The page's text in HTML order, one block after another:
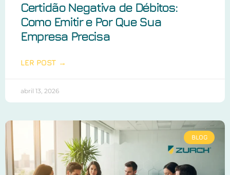
Certidão Negativa de Débitos:
Como Emitir e Por Que Sua
Empresa Precisa
LER POST →
abril 13, 2026
BLOG